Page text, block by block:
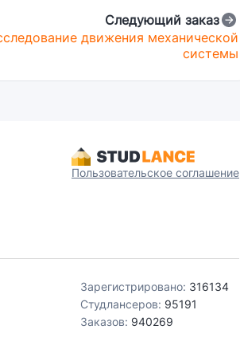
Следующий заказ
движения механической
системы
Пользовательское соглашение
Зарегистрировано: 316134
Студлансеров: 95191
Заказов: 940269